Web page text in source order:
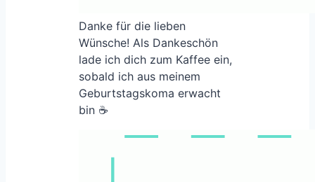
Danke für die lieben
Wünsche! Als Dankeschön
lade ich dich zum Kaffee ein,
sobald ich aus meinem
Geburtstagskoma erwacht
bin ☕